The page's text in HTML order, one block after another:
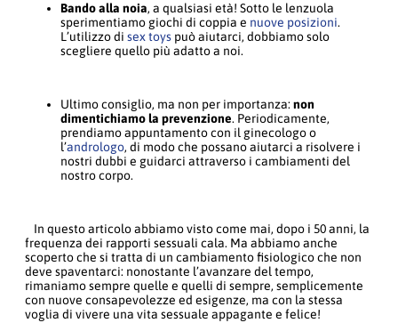
Bando alla noia, a qualsiasi età! Sotto le lenzuola
sperimentiamo giochi di coppia e nuove posizioni.
L’utilizzo di sex toys può aiutarci, dobbiamo solo
scegliere quello più adatto a noi.
Ultimo consiglio, ma non per importanza: non
dimentichiamo la prevenzione. Periodicamente,
prendiamo appuntamento con il ginecologo o
l’andrologo, di modo che possano aiutarci a risolvere i
nostri dubbi e guidarci attraverso i cambiamenti del
nostro corpo.
In questo articolo abbiamo visto come mai, dopo i 50 anni, la
frequenza dei rapporti sessuali cala. Ma abbiamo anche
scoperto che si tratta di un cambiamento fisiologico che non
deve spaventarci: nonostante l’avanzare del tempo,
rimaniamo sempre quelle e quelli di sempre, semplicemente
con nuove consapevolezze ed esigenze, ma con la stessa
voglia di vivere una vita sessuale appagante e felice!